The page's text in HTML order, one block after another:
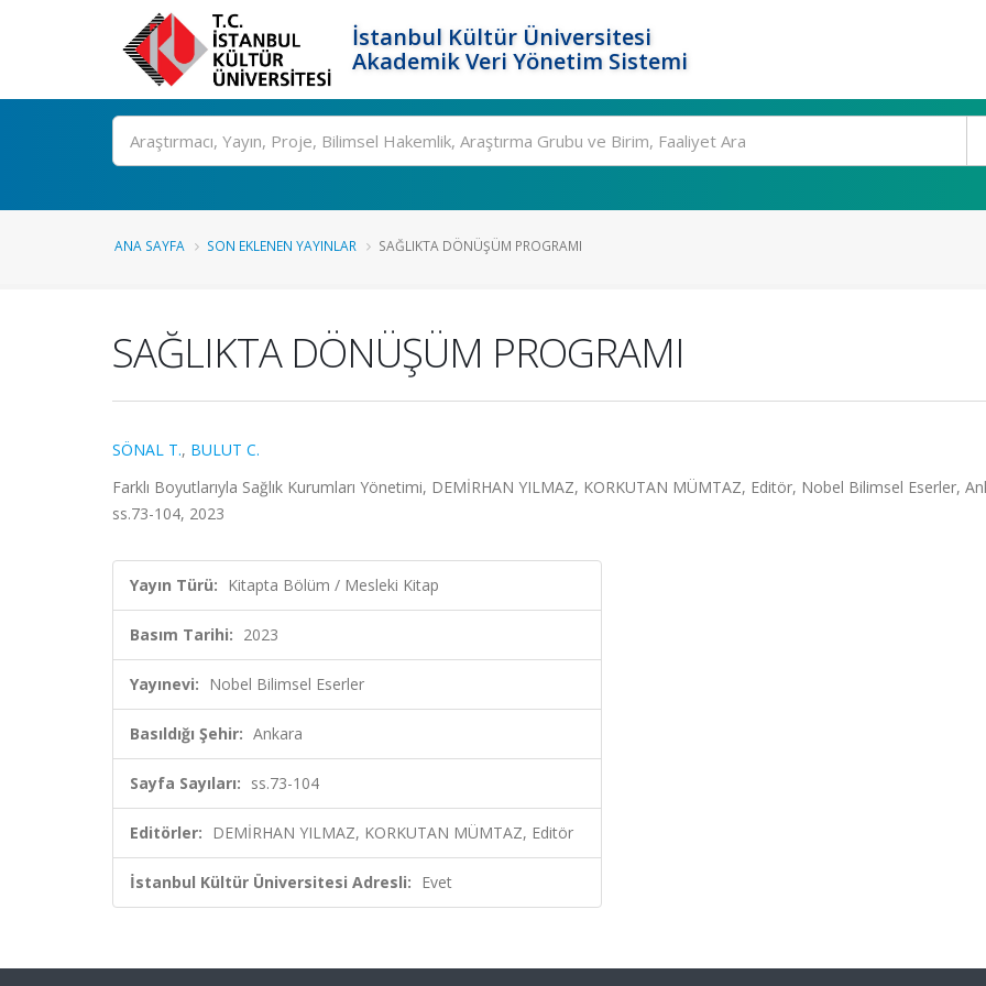
İstanbul Kültür Üniversitesi
Akademik Veri Yönetim Sistemi
Ara
ANA SAYFA SON EKLENEN YAYINLAR SAĞLIKTA DÖNÜŞÜM PROGRAMI
SAĞLIKTA DÖNÜŞÜM PROGRAMI
SÖNAL T., BULUT C.
Farklı Boyutlarıyla Sağlık Kurumları Yönetimi, DEMİRHAN YILMAZ, KORKUTAN MÜMTAZ, Editör, Nobel Bilimsel Eserler,
ss.73-104, 2023
Yayın Türü: Kitapta Bölüm / Mesleki Kitap
Basım Tarihi: 2023
Yayınevi: Nobel Bilimsel Eserler
Basıldığı Şehir: Ankara
Sayfa Sayıları: ss.73-104
Editörler: DEMİRHAN YILMAZ, KORKUTAN MÜMTAZ, Editör
İstanbul Kültür Üniversitesi Adresli: Evet